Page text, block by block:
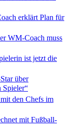
erklärt Plan für
WM-Coach muss
ist jetzt die
über
Spieler“
den Chefs im
mit Fußball-